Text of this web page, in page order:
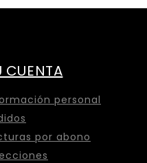
CUENTA
personal
por abono